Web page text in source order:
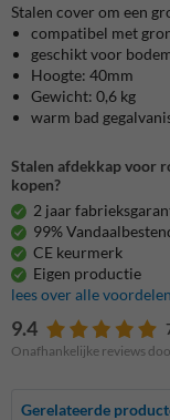
Stalen cover om een
compatibel met
geschikt voor
Hoogte: 40mm
Gewicht: 0,6 kg
warm bad
Stalen afdekkap voor
kopen?
2 jaar
99%
CE keurmerk
Eigen productie
lees over alle voordelen
9.4
Onafhankelijke reviews
Gerelateerde